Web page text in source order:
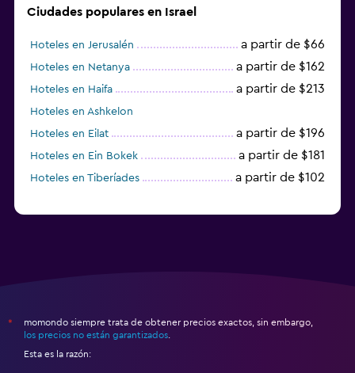
Ciudades populares en Israel
Hoteles en Jerusalén a partir de $66
Hoteles en Netanya a partir de $162
Hoteles en Haifa a partir de $213
Hoteles en Ashkelon
Hoteles en Eilat
a partir de $196
Hoteles en Ein Bokek a partir de $181
Hoteles en Tiberíades a partir de $102
*
momondo siempre trata de obtener precios exactos, sin embargo,
los precios no están garantizados
Esta es la razón: